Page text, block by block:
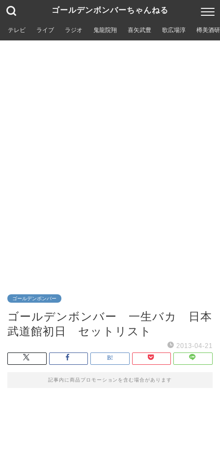
ゴールデンボンバーちゃんねる
テレビ ライブ ラジオ 鬼龍院翔 喜矢武豊 歌広場淳 樽美酒
ゴールデンボンバー
ゴールデンボンバー 一生バカ 日本
武道館初日 セットリスト
2013-04-21
記事内に商品プロモーションを含む場合があります